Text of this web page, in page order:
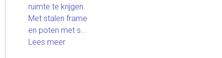
ruimte te krijgen.
Met stalen frame
en poten met s...
Lees meer